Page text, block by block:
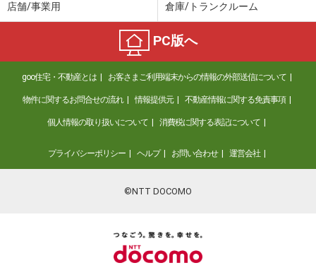
店舗/事業用 倉庫/トランクルーム
PC版へ
goo住宅・不動産とは お客さまご利用端末からの情報の外部送信について
物件に関するお問合せの流れ 情報提供元 不動産情報に関する免責事項
個人情報の取り扱いについて 消費税に関する表記について
プライバシーポリシー ヘルプ お問い合わせ 運営会社
©NTT DOCOMO